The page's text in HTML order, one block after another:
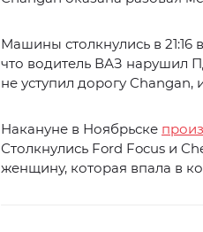
Машины столкнулись в 21:16
что водитель ВАЗ нарушил
не уступил дорогу
Накануне в Ноябрьске
Столкнулись Ford Focus и
женщину, которая впала в